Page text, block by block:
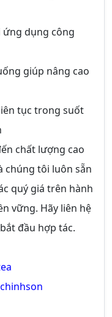
ứng dụng công
giúp nâng cao
tục trong suốt
chất lượng cao
chúng tôi luôn sẵn
quý giá trên hành
vững. Hãy liên hệ
đầu hợp tác.